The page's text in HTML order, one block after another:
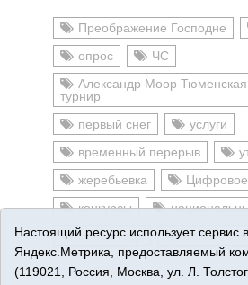
Преображение Господне
опрос
ЧС
Александр Моор Тюменская
турнир
первый снег
услуги
временный перерыв
жеребьевка
Цифровое
конкурсы
семья года
Семья
Настоящий ресурс использует сервис
Яндекс.Метрика, предоставляемый
(119021, Россия, Москва, ул. Л.